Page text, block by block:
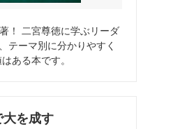
！ 二宮尊徳に学ぶリーダ
テーマ別に分かりやすく
ある本です。
大を成す